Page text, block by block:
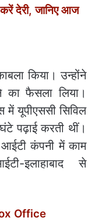
देरी, जानिए आज
किया। उन्‍होंने
फैसला ल‍िया।
यूपीएससी सिविल
पढ़ाई करती थीं।
कंपनी में काम
इलाहाबाद से
Office